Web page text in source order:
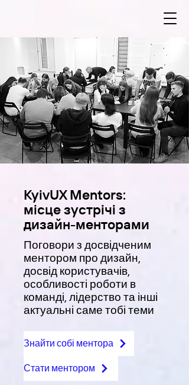
KyivUX Mentors:
місце зустрічі з
дизайн-менторами
Поговори з досвідченим
ментором про дизайн,
досвід користувачів,
особливості роботи в
команді, лідерство та інші
актуальні саме тобі теми
Знайти собі ментора
Стати ментором